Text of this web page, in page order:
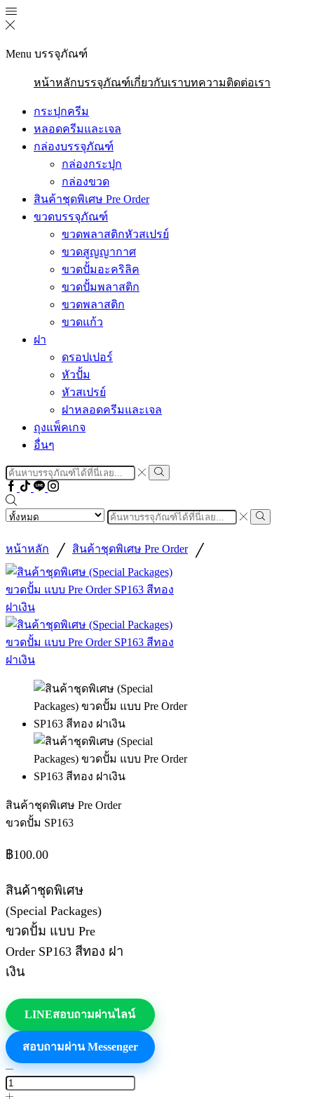
Menu บรรจุภัณฑ์
หน้าหลักบรรจุภัณฑ์เกี่ยวกับเราบทความติดต่อเรา
กระปุกครีม
หลอดครีมและเจล
กล่องบรรจุภัณฑ์
กล่องกระปุก
กล่องขวด
สินค้าชุดพิเศษ Pre Order
ขวดบรรจุภัณฑ์
ขวดพลาสติกหัวสเปรย์
ขวดสูญญากาศ
ขวดปั้มอะคริลิค
ขวดปั้มพลาสติก
ขวดพลาสติก
ขวดแก้ว
ฝา
ดรอปเปอร์
หัวปั้ม
หัวสเปรย์
ฝาหลอดครีมและเจล
ถุงแพ็คเกจ
อื่นๆ
Search
input
Search
Facebook
TiktokLineInstragram
Search
input
Search
หน้าหลัก / สินค้าชุดพิเศษ Pre Order /
สินค้าชุดพิเศษ Pre Order
ขวดปั้ม SP163
฿100.00
สินค้าชุดพิเศษ
(Special Packages)
ขวดปั้ม แบบ Pre
Order SP163 สีทอง ฝา
เงิน
LINEสอบถามผ่านไลน์
สอบถามผ่าน Messenger
จำนวน
สินค้า